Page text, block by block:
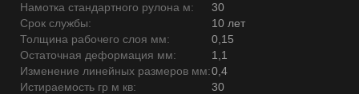
Намотка стандартного рулона м:
30
Срок службы:
10 лет
Толщина рабочего слоя мм:
0,15
Остаточная деформация мм:
1,1
Изменение линейных размеров мм:0,4
Истираемость гр м кв:
30